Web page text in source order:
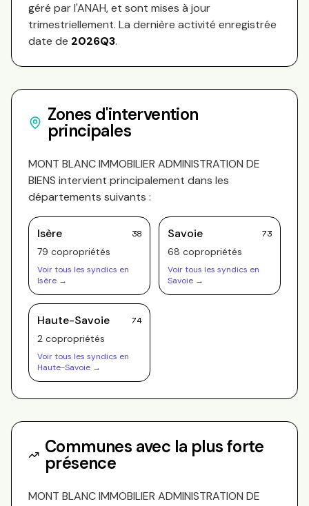
géré par l'ANAH, et sont mises à jour
trimestriellement. La dernière activité enregistrée
date de 2026Q3.
Zones d'intervention
principales
MONT BLANC IMMOBILIER ADMINISTRATION DE
BIENS intervient principalement dans les
départements suivants :
Isère 38
79 copropriétés
Voir tous les syndics en
Isère →
Savoie 73
68 copropriétés
Voir tous les syndics en
Savoie →
Haute-Savoie 74
2 copropriétés
Voir tous les syndics en
Haute-Savoie →
Communes avec la plus forte
présence
MONT BLANC IMMOBILIER ADMINISTRATION DE